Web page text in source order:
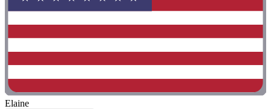
Elaine